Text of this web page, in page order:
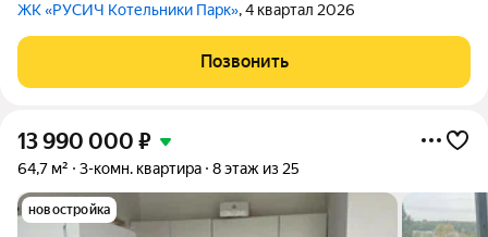
ЖК «РУСИЧ Котельники Парк», 4 квартал 2026
Позвонить
13 990 000 ₽
64,7 м² 3-комн. квартира 8 этаж из 25
новостройка